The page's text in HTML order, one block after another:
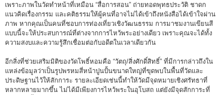
เพราะภาพในวัดทำหน้าที่เหมือน “สื่อการสอน” ถ่ายทอดพุทธประวัติ ชาดก
แนวคิดเรื่องกรรม และคติธรรมให้ผู้คนที่อาจไม่ได้เข้าถึงหนังสือได้เข้าใจผ่าน
ภาพ หากคุณเป็นคนที่ชอบการท่องเที่ยวเชิงวัฒนธรรม การมาชมงานเขียนสี
แบบนี้จะให้ประสบการณ์ที่ต่างจากการไหว้พระอย่างเดียว เพราะคุณจะได้ทั้ง
ความสงบและความรู้สึกเชื่อมต่อกับอดีตในเวลาเดียวกัน
อีกสิ่งที่ช่วยเสริมมิติของวัดโพธิ์หอมคือ “วัตถุ/สิ่งศักดิ์สิทธิ์” ที่มีการกล่าวถึงใน
แหล่งข้อมูลว่าเป็นรูปพรหมสี่หน้าปูนปั้นขนาดใหญ่ที่ขุดพบในพื้นที่วัดและ
ประดิษฐานไว้ให้สักการะ รายละเอียดเช่นนี้ทำให้วัดมีจุดหมายเชิงศรัทธาที่
หลากหลายมากขึ้น ไม่ได้มีเพียงการไหว้พระในอุโบสถ แต่ยังมีจุดสักการะที่